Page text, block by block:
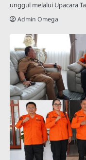
unggul melalui Upacara
Admin Omega